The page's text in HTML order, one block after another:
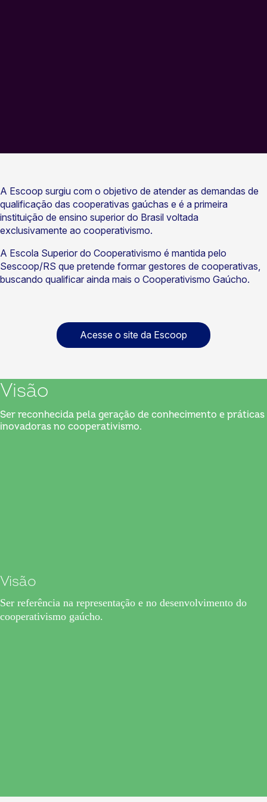
A Escoop surgiu com o objetivo de atender as demandas de
qualificação das cooperativas gaúchas e é a primeira
instituição de ensino superior do Brasil voltada
exclusivamente ao cooperativismo.
A Escola Superior do Cooperativismo é mantida pelo
Sescoop/RS que pretende formar gestores de cooperativas,
buscando qualificar ainda mais o Cooperativismo Gaúcho.
Acesse o site da Escoop
Visão
Ser reconhecida pela geração de conhecimento e práticas
inovadoras no cooperativismo.
Visão
Ser referência na representação e no desenvolvimento do
cooperativismo gaúcho.